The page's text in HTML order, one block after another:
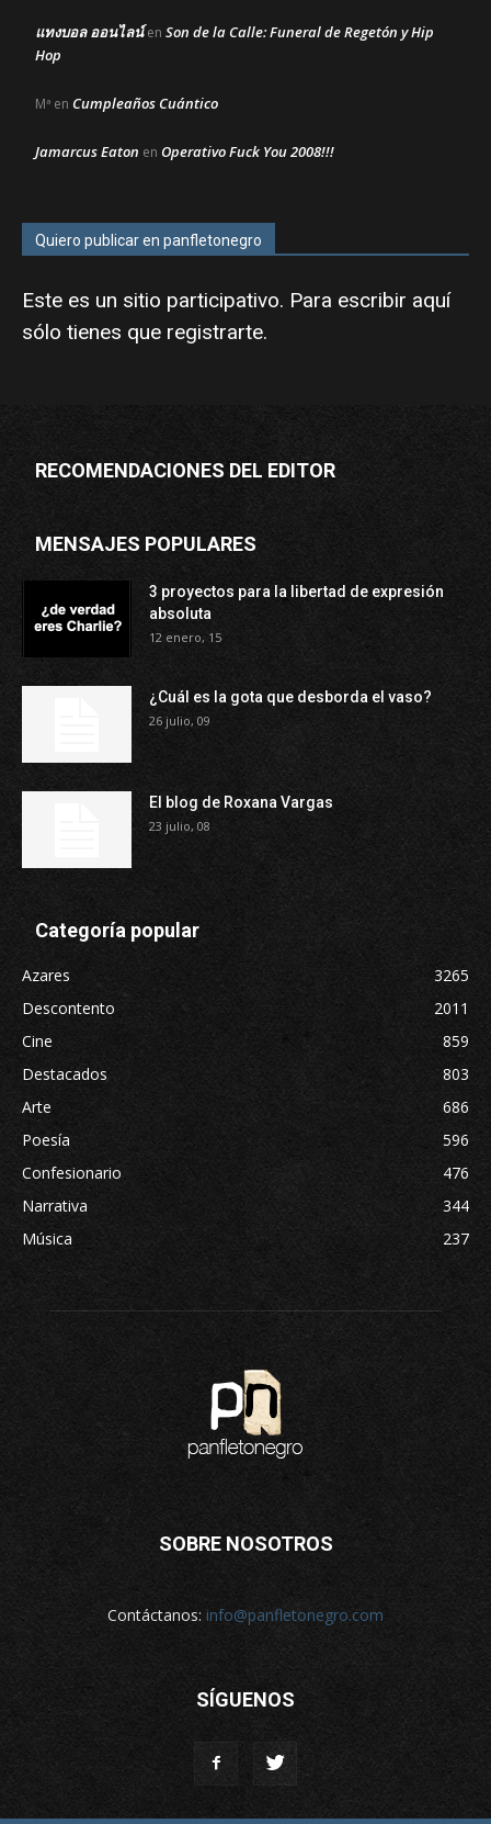
แทงบอล ออนไลน์en Son de la Calle: Funeral de Regetón y Hip
Hop
Mª en Cumpleaños Cuántico
Jamarcus Eaton en Operativo Fuck You 2008!!!
Quiero publicar en panfletonegro
Este es un sitio participativo. Para escribir aquí
sólo tienes que registrarte.
RECOMENDACIONES DEL EDITOR
MENSAJES POPULARES
3 proyectos para la libertad de expresión
absoluta
12 enero, 15
¿Cuál es la gota que desborda el vaso?
26 julio, 09
El blog de Roxana Vargas
23 julio, 08
Categoría popular
Azares
3265
Descontento
2011
Cine
859
Destacados
803
Arte
686
Poesía
596
Confesionario
476
Narrativa
344
Música
237
SOBRE NOSOTROS
Contáctanos: info@panfletonegro.com
SÍGUENOS